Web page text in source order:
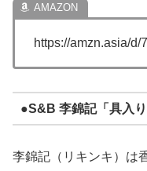
https://amzn.asia/d/
●S&B 李錦記「具入り
李錦記（リキンキ）は